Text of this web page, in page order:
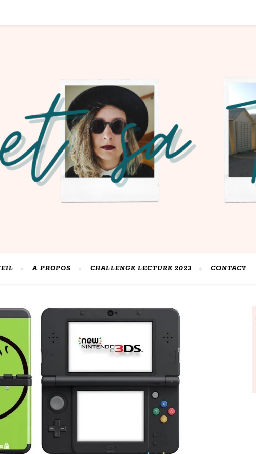
A PROPOS CHALLENGE LECTURE 2023 CONTACT